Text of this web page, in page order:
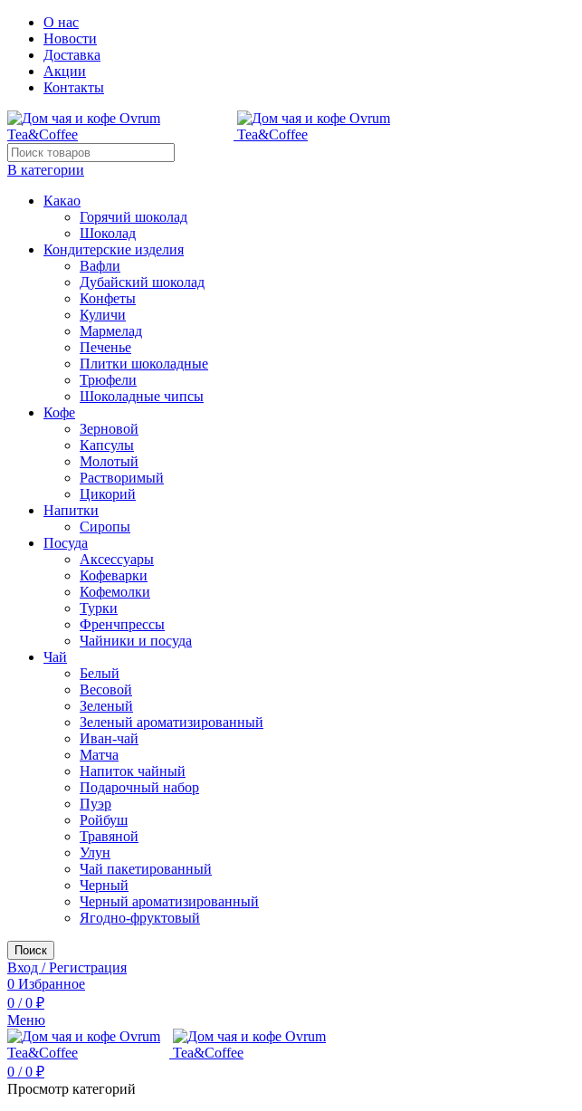
О нас
Новости
Доставка
Акции
Контакты
В категории
Какао
Горячий шоколад
Шоколад
Кондитерские изделия
Вафли
Дубайский шоколад
Конфеты
Куличи
Мармелад
Печенье
Плитки шоколадные
Трюфели
Шоколадные чипсы
Кофе
Зерновой
Капсулы
Молотый
Растворимый
Цикорий
Напитки
Сиропы
Посуда
Аксессуары
Кофеварки
Кофемолки
Турки
Френчпрессы
Чайники и посуда
Чай
Белый
Весовой
Зеленый
Зеленый ароматизированный
Иван-чай
Матча
Напиток чайный
Подарочный набор
Пуэр
Ройбуш
Травяной
Улун
Чай пакетированный
Черный
Черный ароматизированный
Ягодно-фруктовый
Поиск
Вход / Регистрация
0 Избранное
0 / 0 ₽
Меню
0 / 0 ₽
Просмотр категорий